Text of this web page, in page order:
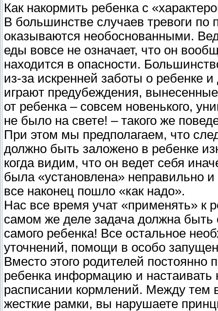
Как накормить ребенка с
В большинстве случаев тревоги по
оказываются необоснованными.
еды вовсе не означает, что он
находится в опасности.
из-за искренней заботы о ребенке
играют предубеждения,
от ребенка – совсем новенького,
не было на свете! – такого же
При этом мы предполагаем, что
должно быть заложено в ребенке
когда видим, что он ведет себя
была «установлена» неправильно
все наконец пошло «как надо».
Нас все время учат «применять» к
самом же деле задача должна быть
самого ребенка! Все остальное
уточнений, помощи в особо
Вместо этого родителей
ребенка информацию и
расписании кормлений. Между тем
жесткие рамки, вы нарушаете